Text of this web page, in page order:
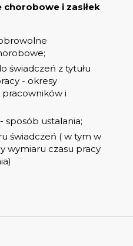
i zasiłek
świadczeń z tytułu
- okresy
i
sposób ustalania;
świadczeń ( w tym w
wymiaru czasu pracy